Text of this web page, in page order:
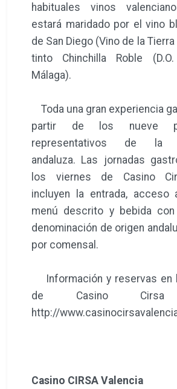
habituales vinos
estará maridado por el vino
de San Diego (Vino de la Tierra
tinto Chinchilla Roble
Málaga).
Toda una gran experiencia
partir de los nueve
representativos de la
andaluza. Las jornadas
los viernes de Casino
incluyen la entrada, acceso
menú descrito y bebida
denominación de origen
por comensal.
Información y reservas en
de Casino Cirsa
http://
Casino CIRSA Valencia